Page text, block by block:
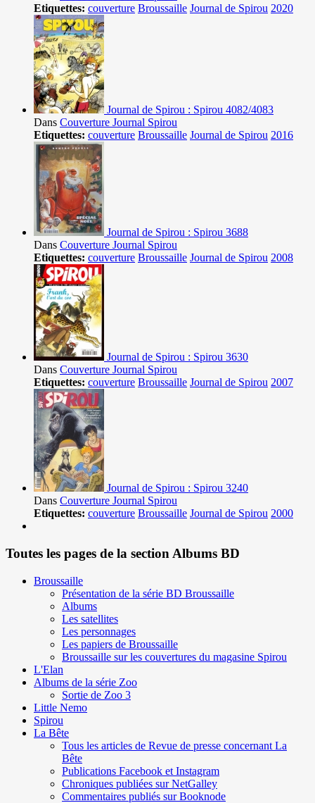
Etiquettes: couverture Broussaille Journal de Spirou 2020
Journal de Spirou : Spirou 4082/4083
Dans Couverture Journal Spirou
Etiquettes: couverture Broussaille Journal de Spirou 2016
Journal de Spirou : Spirou 3688
Dans Couverture Journal Spirou
Etiquettes: couverture Broussaille Journal de Spirou 2008
Journal de Spirou : Spirou 3630
Dans Couverture Journal Spirou
Etiquettes: couverture Broussaille Journal de Spirou 2007
Journal de Spirou : Spirou 3240
Dans Couverture Journal Spirou
Etiquettes: couverture Broussaille Journal de Spirou 2000
Toutes les pages de la section Albums BD
Broussaille
Présentation de la série BD Broussaille
Albums
Les satellites
Les personnages
Les papiers de Broussaille
Broussaille sur les couvertures du magasine Spirou
L'Elan
Albums de la série Zoo
Sortie de Zoo 3
Little Nemo
Spirou
La Bête
Tous les articles de Revue de presse concernant La
Bête
Publications Facebook et Instagram
Chroniques publiées sur NetGalley
Commentaires publiés sur Booknode